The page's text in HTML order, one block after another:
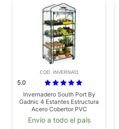
COD. INVERNA01
5.0
Invernadero South Port By
Gadnic 4 Estantes Estructura
Acero Cobertor PVC
Impermeable
Envío a todo el país